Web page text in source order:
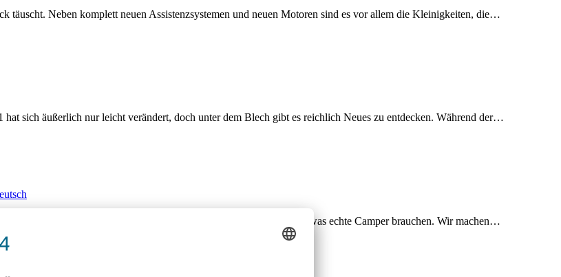
Neben komplett neuen Assistenzsystemen und neuen Motoren sind es vor allem die Kleinigkeiten, die…
sich äußerlich nur leicht verändert, doch unter dem Blech gibt es reichlich Neues zu entdecken. Während der…
Der California bietet auf kleinem Raum, clever verpackt Alles was echte Camper brauchen. Wir machen…